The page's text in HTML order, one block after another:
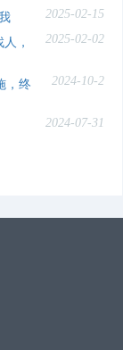
2025-02-15
，
2025-02-02
，终
2024-10-2
2024-07-31